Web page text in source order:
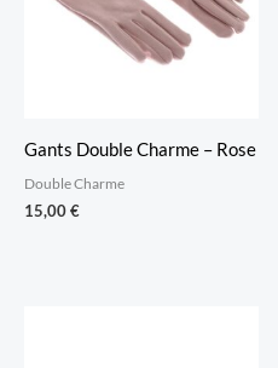
Gants Double Charme – Rose
Double Charme
15,00€